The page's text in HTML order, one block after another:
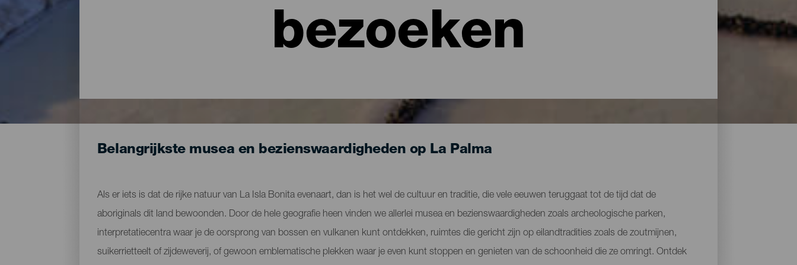
bezoeken
Belangrijkste musea en bezienswaardigheden op La Palma
Als er iets is dat de rijke natuur van La Isla Bonita evenaart, dan is het wel de cultuur en traditie, die vele eeuwen teruggaat tot de tijd dat de
aboriginals dit land bewoonden. Door de hele geografie heen vinden we allerlei musea en bezienswaardigheden zoals archeologische parken,
interpretatiecentra waar je de oorsprong van bossen en vulkanen kunt ontdekken, ruimtes die gericht zijn op eilandtradities zoals de zoutmijnen,
suikerrietteelt of zijdeweverij, of gewoon emblematische plekken waar je even kunt stoppen en genieten van de schoonheid die ze omringt. Ontdek